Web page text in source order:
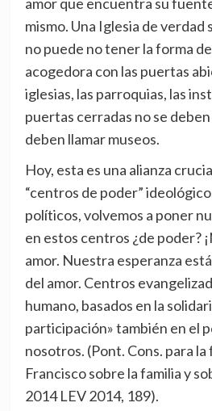
amor que encuentra su
mismo. Una Iglesia de verdad
no puede no tener la forma
acogedora con las puertas
iglesias, las parroquias, las
puertas cerradas no se
deben llamar museos.
Hoy, esta es una alianza
“centros de poder”
políticos, volvemos a poner
en estos centros ¿de poder?
amor. Nuestra esperanza
del amor. Centros
humano, basados en la
participación» también en el
nosotros. (Pont. Cons. para la
Francisco sobre la familia y
2014 LEV 2014, 189).